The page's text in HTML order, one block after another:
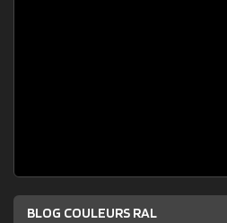
BLOG COULEURS RAL